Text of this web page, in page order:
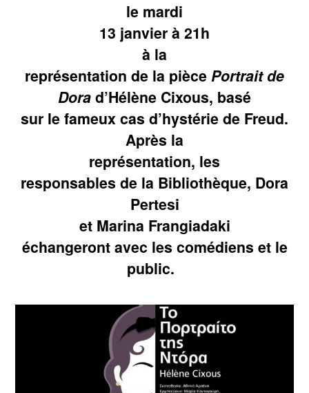
le mardi
13 janvier à 21h
à la
représentation de la piècePortrait de
Dorad’Hélène Cixous, basé
sur le fameux cas d’hystérie de Freud.
Après la
représentation, les
responsables de la Bibliothèque, Dora
Pertesi
et Marina Frangiadaki
échangeront avec les comédiens et le
public.